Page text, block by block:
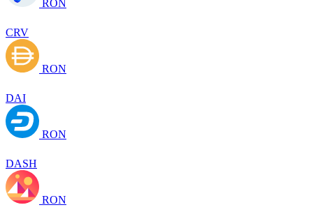
RON
CRV
RON
DAI
RON
DASH
RON